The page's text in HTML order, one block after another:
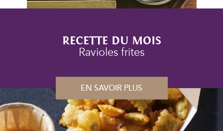
RECETTE DU MOIS
Ravioles frites
EN SAVOIR PLUS